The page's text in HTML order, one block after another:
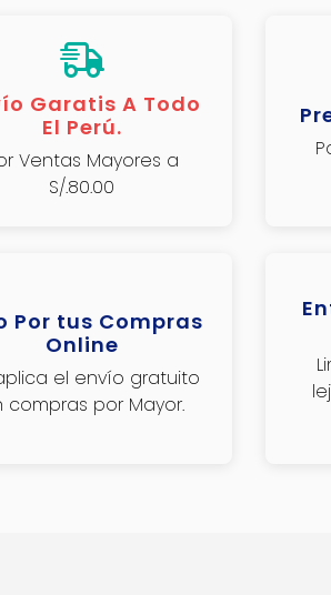
Garatis A Todo
El Perú.
Ventas Mayores a
S/.80.00
Por tus Compras
Online
el envío gratuito
compras por Mayor.